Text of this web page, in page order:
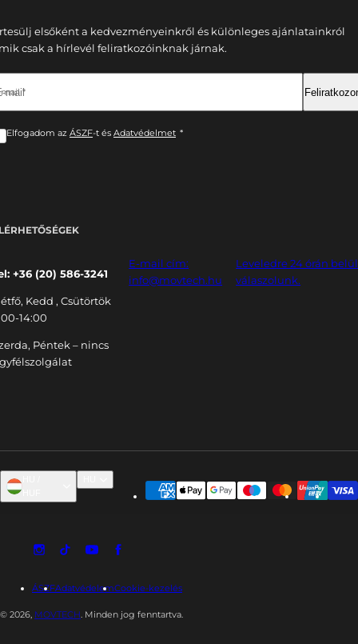
+36 (20) 586-3241
Kedd , Csütörtök
14:00
Péntek – nincs
E-mail cím:
info@movtech.hu
Leveledre 24 órán belül
válaszolunk.
elsőként a kedvezményeinkről és különleges ajánlatainkról
csak a hírlevél feliratkozóinknak járnak.
*
Elfogadom az ÁSZF-t és Adatvédelmet *
ÁSZFAdatvédelemCookie-kezelés
© 2026, MOVTECH. Minden jog fenntartva.